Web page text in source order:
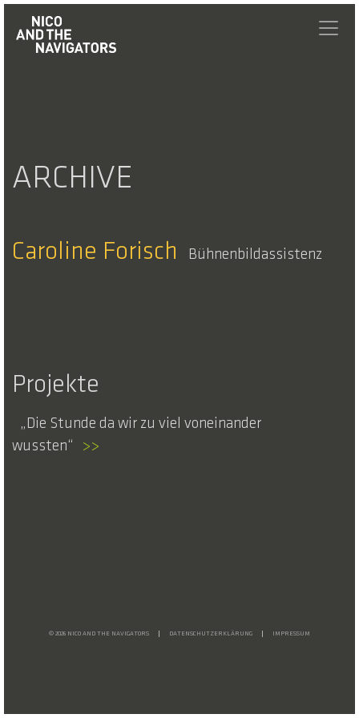
ARCHIVE
Caroline Forisch Bühnenbildassistenz
Projekte
Die Stunde da wir zu viel voneinander
wussten
>>
© 2026 NICO AND THE NAVIGATORS DATENSCHUTZERKLÄRUNG IMPRESSUM